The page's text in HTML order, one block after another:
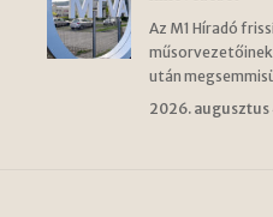
Az M1 Híradó
műsorvezetőinek
után
2026. augusztus